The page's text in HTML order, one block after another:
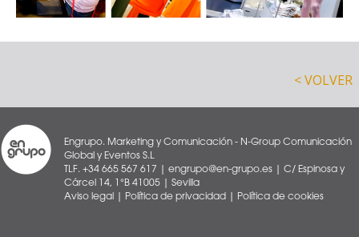
< VOLVER
Engrupo. Marketing y Comunicación - N-Group Comunicación
Global y Eventos S.L
TLF. +34 665 567 617 | engrupo@en-grupo.es | C/ Espinosa y
Cárcel 14, 1°B 41005 | Sevilla
Aviso legal
Política de privacidad Política de cookies